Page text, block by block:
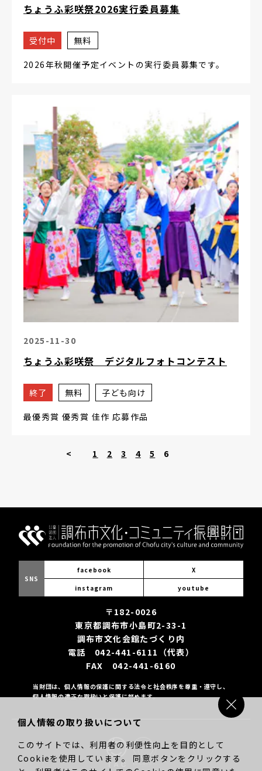
ちょうふ彩咲祭2026実行委員募集
受付中 無料
2026年秋開催予定イベントの実行委員募集です。
2025-11-30
ちょうふ彩咲祭 デジタルフォトコンテスト
終了 無料 子ども向け
最優秀賞 優秀賞 佳作 応募作品
< 1 2 3 4 5 6
SNS
facebook X
instagram youtube
〒182-0026
東京都調布市小島町2-33-1
調布市文化会館たづくり内
電話 042-441-6111（代表）
FAX 042-441-6160
当財団は、個人情報の保護に関する法令と社会秩序を尊重・遵守し、
個人情報の適正な取扱いと保護に努めます。
個人情報の取り扱いについて
このサイトでは、利用者の利便性向上を目的として
Cookieを使用しています。 同意ボタンをクリックする